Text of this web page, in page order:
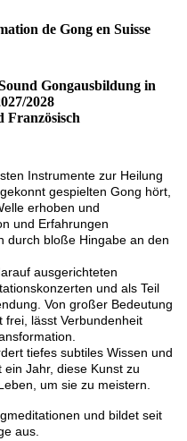
de Gong en Suisse
Gongausbildung in
2028
Französisch
Instrumente zur Heilung
gespielten Gong hört,
erhoben und
und Erfahrungen
durch bloße Hingabe an den
ausgerichteten
und als Teil
Von großer Bedeutung
frei, lässt Verbundenheit
tiefes subtiles Wissen und
Jahr, diese Kunst zu
um sie zu meistern.
und bildet seit
aus.